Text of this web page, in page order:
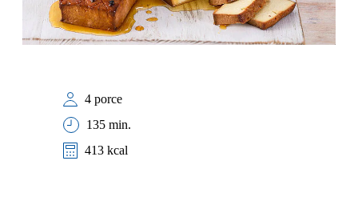
4 porce
135 min.
413 kcal